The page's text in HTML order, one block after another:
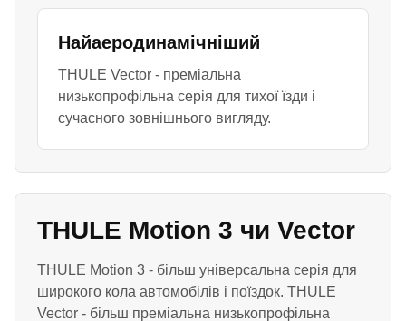
Найаеродинамічніший
THULE Vector - преміальна
низькопрофільна серія для тихої їзди і
сучасного зовнішнього вигляду.
THULE Motion 3 чи Vector
THULE Motion 3 - більш універсальна серія для
широкого кола автомобілів і поїздок. THULE
Vector - більш преміальна низькопрофільна